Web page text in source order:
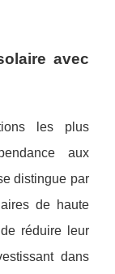
avec
les plus
aux
distingue par
de haute
réduire leur
dans